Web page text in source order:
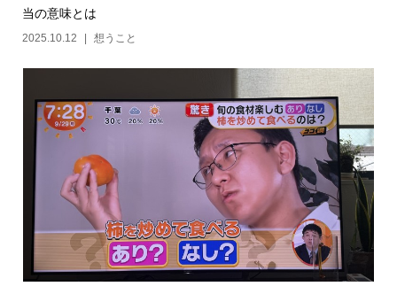
当の意味とは
2025.10.12 想うこと